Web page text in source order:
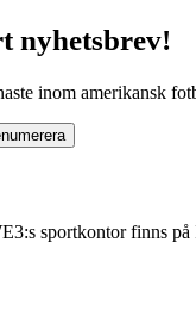
nyhetsbrev!
inom amerikansk
sportkontor finns